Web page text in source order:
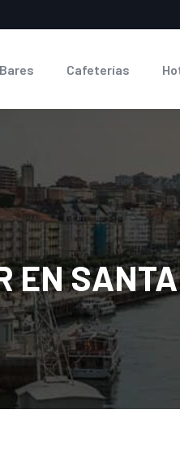
Bares Cafeterías
EN